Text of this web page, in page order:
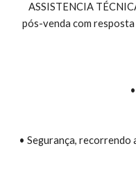
ASSISTENCIA
pós-venda com
• Segurança, recorrendo